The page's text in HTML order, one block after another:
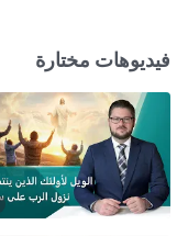
فيديوهات مختارة